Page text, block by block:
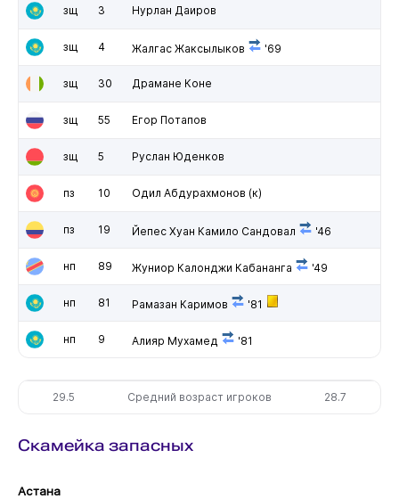
зщ 3 Нурлан Даиров
зщ 4 Жалгас Жаксылыков '69
зщ 30 Драмане Коне
зщ 55 Егор Потапов
зщ 5 Руслан Юденков
пз 10 Одил Абдурахмонов (к)
пз 19 Йепес Хуан Камило Сандовал '46
нп 89 Жуниор Калонджи Кабананга '49
нп 81 Рамазан Каримов '81
нп 9 Алияр Мухамед '81
29.5 Средний возраст игроков 28.7
Скамейка запасных
Астана